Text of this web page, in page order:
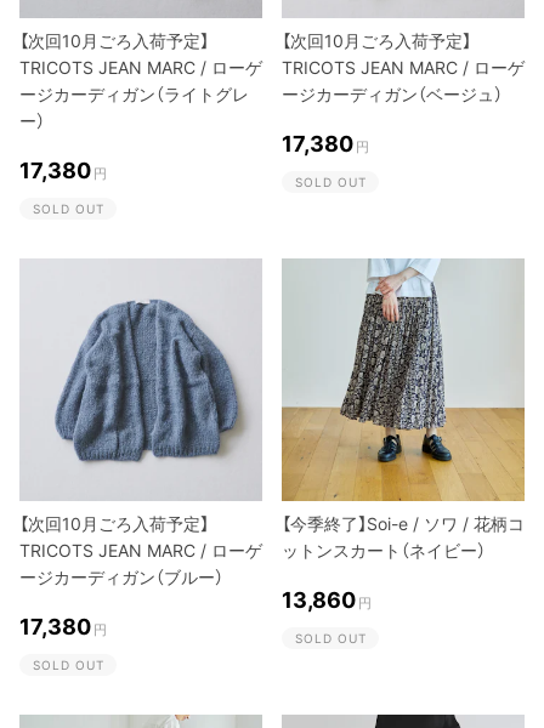
【次回10月ごろ入荷予定】
TRICOTS JEAN MARC / ローゲ
ージカーディガン（ライトグレ
ー）
17,380 円
SOLD OUT
【次回10月ごろ入荷予定】
TRICOTS JEAN MARC / ローゲ
ージカーディガン（ベージュ）
17,380 円
SOLD OUT
【次回10月ごろ入荷予定】
TRICOTS JEAN MARC / ローゲ
ージカーディガン（ブルー）
17,380 円
SOLD OUT
【今季終了】Soi-e / ソワ / 花柄コ
ットンスカート（ネイビー）
13,860 円
SOLD OUT